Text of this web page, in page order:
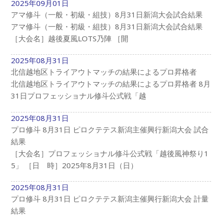
2025年09月01日
アマ修斗（一般・初級・組技）8月31日新潟大会試合結果
アマ修斗（一般・初級・組技）8月31日新潟大会試合結果
［大会名］越後夏風LOTS乃陣 ［開
2025年08月31日
北信越地区トライアウトマッチの結果によるプロ昇格者
北信越地区トライアウトマッチの結果によるプロ昇格者 8月
31日プロフェッショナル修斗公式戦「越
2025年08月31日
プロ修斗 8月31日 ピロクテテス新潟主催興行新潟大会 試合
結果
［大会名］プロフェッショナル修斗公式戦「越後風神祭り1
5」 ［日 時］2025年8月31日（日）
2025年08月31日
プロ修斗 8月31日 ピロクテテス新潟主催興行新潟大会 計量
結果